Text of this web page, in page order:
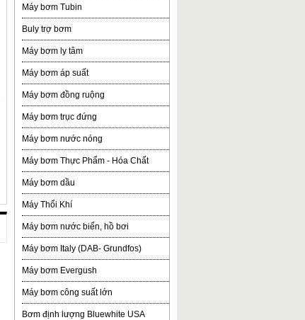
Máy bơm Tubin
Buly trợ bơm
Máy bơm ly tâm
Máy bơm áp suất
Máy bơm đồng ruộng
Máy bơm trục đứng
Máy bơm nước nóng
Máy bơm Thực Phẩm - Hóa Chất
Máy bơm dầu
Máy Thổi Khí
Máy bơm nước biển, hồ bơi
Máy bơm Italy (DAB- Grundfos)
Máy bơm Evergush
Máy bơm công suất lớn
Bơm định lượng Bluewhite USA